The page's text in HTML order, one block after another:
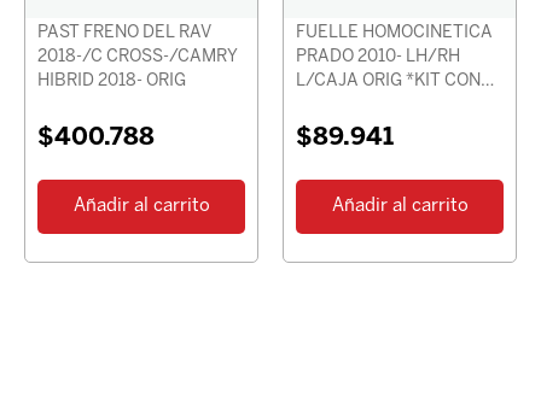
PAST FRENO DEL RAV
2018-/C CROSS-/CAMRY
HIBRID 2018- ORIG
$400.788
Añadir al carrito
FUELLE HOMOCINETICA
PRADO 2010- LH/RH
L/CAJA ORIG *KIT CON
$89.941
Añadir al carrito